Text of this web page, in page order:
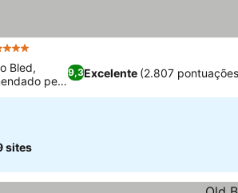
Estrelas
9,3Excelente (2.807
Bled,
pelo
sites